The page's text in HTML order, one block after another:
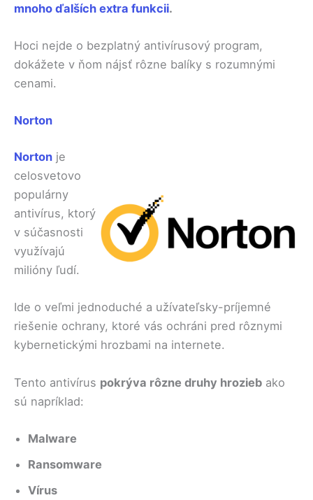
mnoho ďalších extra funkcii.
Hoci nejde o bezplatný antivírusový program,
dokážete v ňom nájsť rôzne balíky s rozumnými
cenami.
Norton
Norton je
celosvetovo
populárny
antivírus, ktorý
v súčasnosti
využívajú
milióny ľudí.
Ide o veľmi jednoduché a užívateľsky-príjemné
riešenie ochrany, ktoré vás ochráni pred rôznymi
kybernetickými hrozbami na internete.
Tento antivírus pokrýva rôzne druhy hrozieb ako
sú napríklad:
Malware
Ransomware
Vírus